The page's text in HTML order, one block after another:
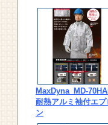
MaxDyna_MD-
耐熱アルミ袖付エプ
ン